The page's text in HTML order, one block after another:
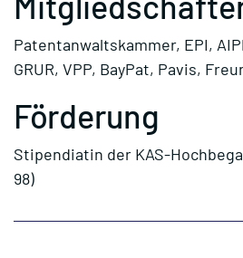
Patentanwaltskammer, EPI,
GRUR, VPP, BayPat, Pavis,
Förderung
Stipendiatin der KAS-
98)